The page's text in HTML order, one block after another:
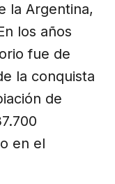
la Argentina,
los años
fue de
la conquista
de
en el